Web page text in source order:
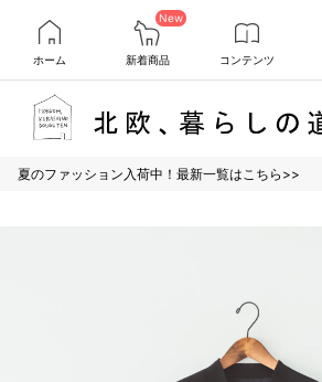
ホーム
New
新着商品 コンテンツ
夏のファッション入荷中！最新一覧はこちら>>